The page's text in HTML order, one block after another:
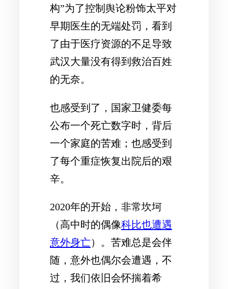
构”为了控制舆论粉饰太平对
早期医生的无端处罚，看到
了由于医疗资源的不足导致
武汉大量没有得到救治百姓
的无奈。
也感受到了，国家卫健委每
公布一个死亡数字时，背后
一个家庭的苦难；也感受到
了每个重症恢复出院后的艰
辛。
2020年的开始，非常坎坷
（高中时的偶像科比也遭遇
意外身亡）。苦难总是会伴
随，意外也偶尔会遭遇，不
过，我们依旧会怀揣着希